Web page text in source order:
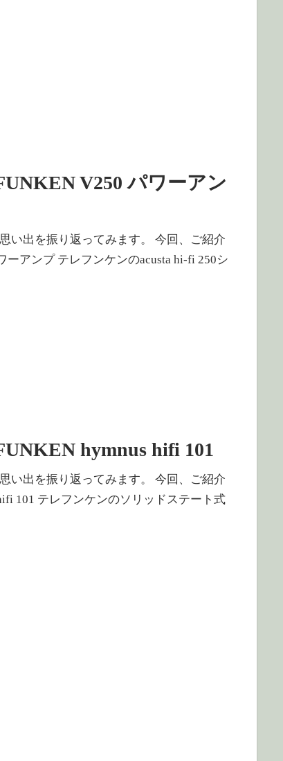
V250 パワーアン
い出を振り返ってみます。 今回、ご紹介
アンプ テレフンケンのacusta hi-fi 250シ
hymnus hifi 101
い出を振り返ってみます。 今回、ご紹介
101 テレフンケンのソリッドステート式